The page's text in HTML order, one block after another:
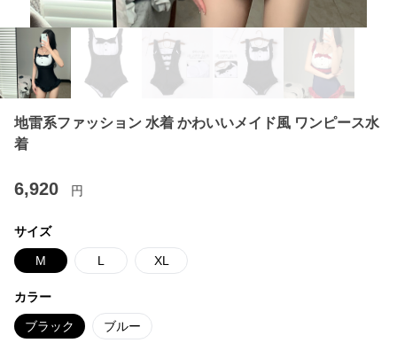
地雷系ファッション 水着 かわいいメイド風 ワンピース水
着
6,920 円
サイズ
M L XL
カラー
ブラック ブルー